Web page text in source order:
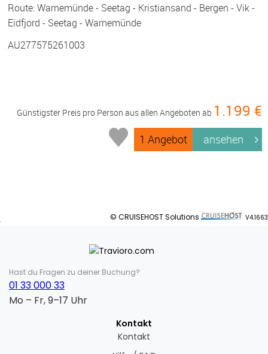
Route: Warnemünde - Seetag - Kristiansand - Bergen - Vik -
Eidfjord - Seetag - Warnemünde
AU277575261003
Günstigster Preis pro Person aus allen Angeboten ab 1.199 €
1 Angebot ansehen
© CRUISEHOST Solutions V4.1663
Hast du Fragen zu deiner Buchung?
01 33 000 33
Mo – Fr, 9–17 Uhr
Kontakt
Kontakt